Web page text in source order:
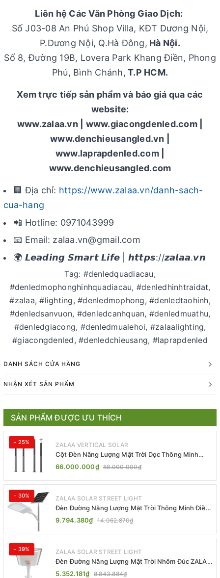
Liên hệ Các Văn Phòng Giao Dịch:
Số J03-08 An Phú Shop Villa, KĐT Dương Nội,
P.Dương Nội, Q.Hà Đông, Hà Nội.
Số 8, Đường 19B, Lovera Park Khang Điền, Phong
Phú, Bình Chánh, T.P HCM.
Xem trực tiếp sản phẩm và báo giá qua các
website:
www.zalaa.vn | www.giacongdenled.com |
www.denchieusangled.vn |
www.laprapdenled.com |
www.denchieusangled.com
🏢 Địa chỉ: https://www.zalaa.vn/danh-sach-
cua-hang
📲 Hotline: 0971043999
📧 Email: zalaa.vn@gmail.com
🌍 𝙇𝙚𝙖𝙙𝙞𝙣𝙜 𝙎𝙢𝙖𝙧𝙩 𝙇𝙞𝙛𝙚 | 𝙝𝙩𝙩𝙥𝙨://𝙯𝙖𝙡𝙖𝙖.𝙫𝙣
Tag: #denledquadiacau,
#denledmophonghinhquadiacau, #denledhinhtraidat,
#zalaa, #lighting, #denledmophong, #denledtaohinh,
#denledsanvuon, #denledcanhquan, #denledmuathu,
#denledgiacong, #denledmualehoi, #zalaalighting,
#giacongdenled, #denledchieusang, #laprapdenled
DANH SÁCH CỬA HÀNG
NHẬN XÉT SẢN PHẨM
SẢN PHẨM ĐƯỢC ƯU THÍCH
- 25% ZALAA VERTICAL SOLAR
Cột Đèn Năng Lượng Mặt Trời Dọc Thông Minh
ZSR-YYDS-360 | ZALAA Jsc
66.000.000₫ 88.000.000₫
- 30% ZALAA SOLAR STREET LIGHT
Đèn Đường Năng Lượng Mặt Trời Thông Minh Điều
Khiển MPPT ZL-GMX01 ZALAA
9.794.380₫ 14.062.870₫
- 39% ZALAA SOLAR STREET LIGHT
Đèn Đường Năng Lượng Mặt Trời Nhôm Đúc ZALAA
ZL-BWH Cao Cấp IP65
5.352.181₫ 8.843.884₫